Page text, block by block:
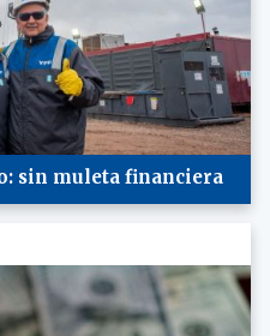
sin muleta financiera